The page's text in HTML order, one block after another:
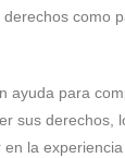
como
ayuda para
sus derechos,
la